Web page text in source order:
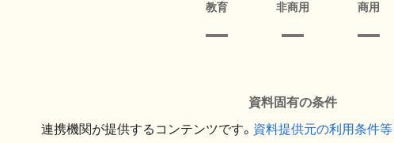
教育 非商用 商用
資料固有の条件
連携機関が提供するコンテンツです。 資料提供元の利用条件等